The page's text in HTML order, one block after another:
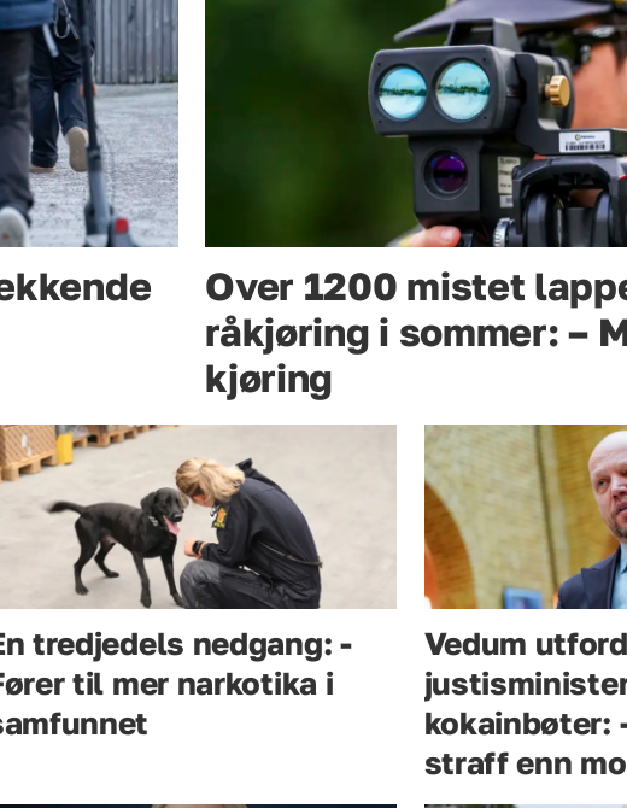
Over 1200 mistet
råkjøring i sommer: –
kjøring
tredjedels nedgang: -
til mer narkotika i
Vedum
kokainbøter:
straff enn